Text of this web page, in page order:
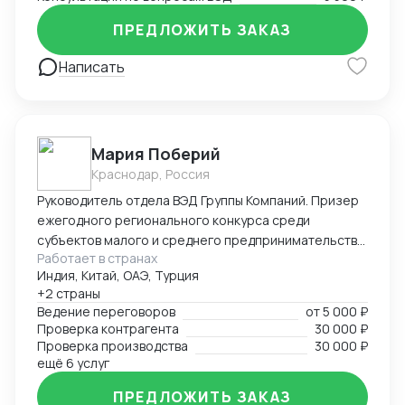
Написать
ПРЕДЛОЖИТЬ ЗАКАЗ
Мария Поберий
Краснодар, Россия
Руководитель отдела ВЭД Группы Компаний. Призер
ежегодного регионального конкурса среди
субъектов малого и среднего предпринимательства
«Экспортер года» в Краснодарском крае. 17 лет в
импорте, экспорте, белом ВЭД. Более 25 000 часов
успешных переговоров онлайн и офлайн, устных и
письменных с поставщиками и потенциальными
Покупателями на английском языке. В портфеле
опыт успешных переговоров с крупнейшими
заводами бытовой техники Китая, Турции на уровне
первых лиц: AUX, Hisence, Haier, Changhong, MBO,
Работает в странах
Индия, Китай, ОАЭ, Турция
+2 страны
Ведение переговоров
от5 000 ₽
Проверка контрагента
30 000 ₽
Проверка производства
30 000 ₽
ещё 6 услуг
ПРЕДЛОЖИТЬ ЗАКАЗ